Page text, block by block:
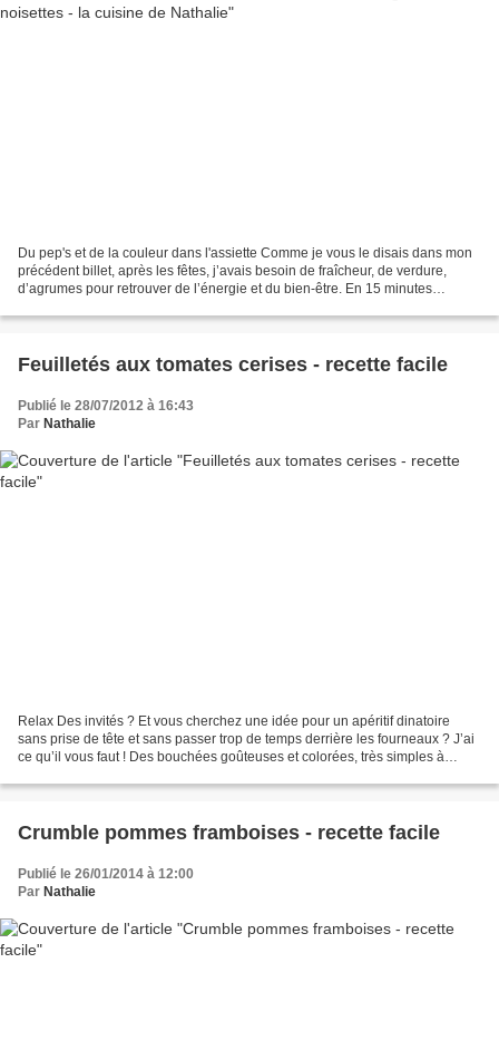
Du pep's et de la couleur dans l'assiette Comme je vous le disais dans mon
précédent billet, après les fêtes, j’avais besoin de fraîcheur, de verdure,
d’agrumes pour retrouver de l’énergie et du bien-être. En 15 minutes
Feuilletés aux tomates cerises - recette facile
Publié le 28/07/2012 à 16:43
Par Nathalie
Relax Des invités ? Et vous cherchez une idée pour un apéritif dinatoire
sans prise de tête et sans passer trop de temps derrière les fourneaux ? J’ai
ce qu’il vous faut ! Des bouchées goûteuses et colorées, très simples à
Crumble pommes framboises - recette facile
Publié le 26/01/2014 à 12:00
Par Nathalie